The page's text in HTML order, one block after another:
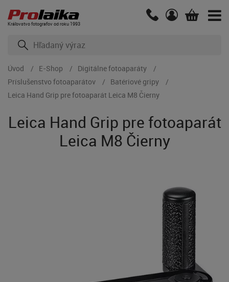
Kráľovstvo fotografov od roku 1993
Úvod E-Shop
Digitálne fotoaparáty
Príslušenstvo fotoaparátov
Batériové gripy
Leica Hand Grip pre fotoaparát Leica M8 Čierny
Leica Hand Grip pre fotoaparát
Leica M8 Čierny